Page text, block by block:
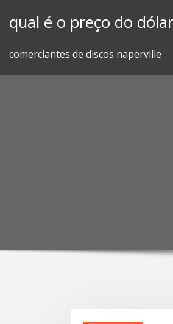
qual é o preço do
comerciantes de discos naperville